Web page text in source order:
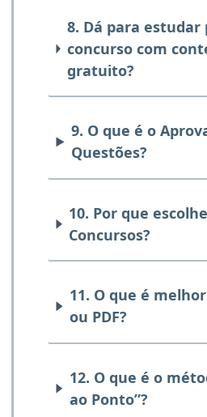
8. Dá para estudar
concurso com
gratuito?
9. O que é o
Questões?
10. Por que
Concursos?
11. O que é
ou PDF?
12. O que é o
ao Ponto”?